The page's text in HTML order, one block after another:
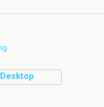
Desktop